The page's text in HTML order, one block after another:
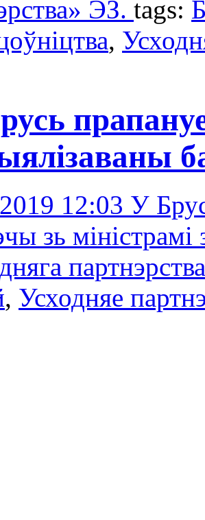
ЭЗ. tags:
,
12:03 У
зь
, Усходняе